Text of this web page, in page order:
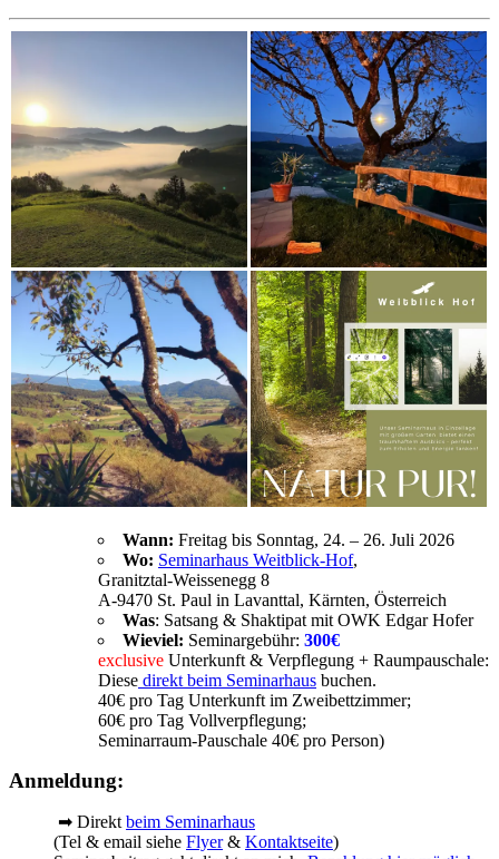
Wann: Freitag bis Sonntag, 24. – 26. Juli 2026
Wo: Seminarhaus Weitblick-Hof,
Granitztal-Weissenegg 8
A-9470 St. Paul in Lavanttal, Kärnten, Österreich
Was: Satsang & Shaktipat mit OWK Edgar Hofer
Wieviel: Seminargebühr: 300€
exclusive Unterkunft & Verpflegung + Raumpauschale:
Diese direkt beim Seminarhaus buchen.
40€ pro Tag Unterkunft im Zweibettzimmer;
60€ pro Tag Vollverpflegung;
Seminarraum-Pauschale 40€ pro Person)
Anmeldung:
➡ Direkt beim Seminarhaus
(Tel & email siehe Flyer& Kontaktseite)